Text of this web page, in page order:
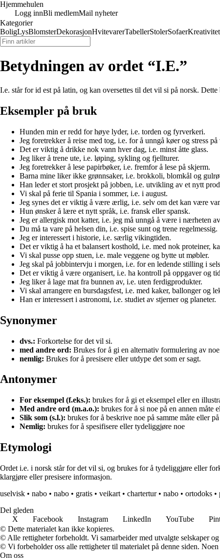
Hjemmehulen
Logg innBli medlemMail nyheter
Kategorier
BoligLysBlomsterDekorasjonHvitevarerTabellerStolerSofaerKreativitet
Betydningen av ordet “I.E.”
I.e. står for id est på latin, og kan oversettes til det vil si på norsk.
Eksempler på bruk
Hunden min er redd for høye lyder, i.e. torden og fyrverkeri.
Jeg foretrekker å reise med tog, i.e. for å unngå køer og stress på
Det er viktig å drikke nok vann hver dag, i.e. minst åtte glass.
Jeg liker å trene ute, i.e. løping, sykling og fjellturer.
Jeg foretrekker å lese papirbøker, i.e. fremfor å lese på skjerm.
Barna mine liker ikke grønnsaker, i.e. brokkoli, blomkål og
Han leder et stort prosjekt på jobben, i.e. utvikling av et nytt
Vi skal på ferie til Spania i sommer, i.e. i august.
Jeg synes det er viktig å være ærlig, i.e. selv om det kan være
Hun ønsker å lære et nytt språk, i.e. fransk eller spansk.
Jeg er allergisk mot katter, i.e. jeg må unngå å være i nærheten
Du må ta vare på helsen din, i.e. spise sunt og trene regelmessig.
Jeg er interessert i historie, i.e. særlig vikingtiden.
Det er viktig å ha et balansert kosthold, i.e. med nok proteiner,
Vi skal pusse opp stuen, i.e. male veggene og bytte ut møbler.
Jeg skal på jobbintervju i morgen, i.e. for en ledende stilling i
Det er viktig å være organisert, i.e. ha kontroll på oppgaver og
Jeg liker å lage mat fra bunnen av, i.e. uten ferdigprodukter.
Vi skal arrangere en bursdagsfest, i.e. med kaker, ballonger og
Han er interessert i astronomi, i.e. studiet av stjerner og planeter.
Synonymer
dvs.: Forkortelse for det vil si.
med andre ord: Brukes for å gi en alternativ formulering av
nemlig: Brukes for å presisere eller utdype det som er sagt.
Antonymer
For eksempel (f.eks.): brukes for å gi et eksempel eller en
Med andre ord (m.a.o.): brukes for å si noe på en annen måte
Slik som (s.l.): brukes for å beskrive noe på samme måte eller
Nemlig: brukes for å spesifisere eller tydeliggjøre noe
Etymologi
Ordet i.e. i norsk står for det vil si, og brukes for å tydeliggjøre eller
klargjøre eller presisere informasjon.
uselvisk • nabo • nabo • gratis • veikart • chartertur• nabo • ortodoks •
Del gleden
X
Facebook Instagram LinkedIn YouTube
© Dette materialet kan ikke kopieres.
© Alle rettigheter forbeholdt. Vi samarbeider med utvalgte selskaper
© Vi forbeholder oss alle rettigheter til materialet på denne siden.
Om oss